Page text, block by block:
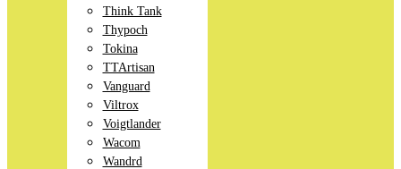
Think Tank
Thypoch
Tokina
TTArtisan
Vanguard
Viltrox
Voigtlander
Wacom
Wandrd